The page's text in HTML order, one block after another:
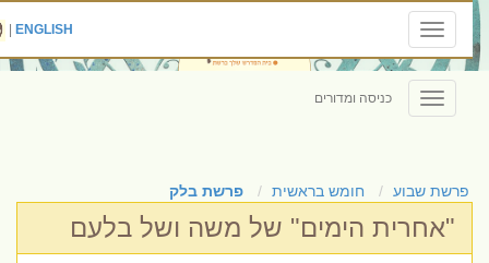
Toggle
navigation
ENGLISH
|
Toggle
navigation
כניסה ומדורים
פרשת שבוע חומש בראשית פרשת בלק
"אחרית הימים" של משה ושל בלעם